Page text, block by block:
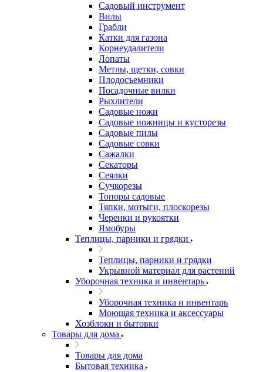
Садовый инструмент
Вилы
Грабли
Катки для газона
Корнеудалители
Лопаты
Метлы, щетки, совки
Плодосъемники
Посадочные вилки
Рыхлители
Садовые ножи
Садовые ножницы и кусторезы
Садовые пилы
Садовые совки
Сажалки
Секаторы
Сеялки
Сучкорезы
Топоры садовые
Тяпки, мотыги, плоскорезы
Черенки и рукоятки
Ямобуры
Теплицы, парники и грядки
Теплицы, парники и грядки
Укрывной материал для растений
Уборочная техника и инвентарь
Уборочная техника и инвентарь
Моющая техника и аксессуары
Хозблоки и бытовки
Товары для дома
Товары для дома
Бытовая техника